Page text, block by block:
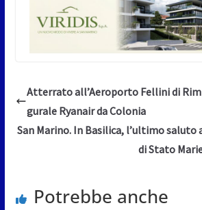
Atterrato all’Aeroporto Fellini di
gurale Ryanair da Colonia
San Marino. In Basilica, l’ultimo saluto
di Stato
Potrebbe anche